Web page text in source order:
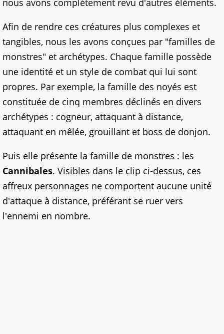
nous avons complètement revu d'autres éléments.
Afin de rendre ces créatures plus complexes et
tangibles, nous les avons conçues par "familles de
monstres" et archétypes. Chaque famille possède
une identité et un style de combat qui lui sont
propres. Par exemple, la famille des noyés est
constituée de cinq membres déclinés en divers
archétypes : cogneur, attaquant à distance,
attaquant en mêlée, grouillant et boss de donjon.
Puis elle présente la famille de monstres : les
Cannibales. Visibles dans le clip ci-dessus, ces
affreux personnages ne comportent aucune unité
d'attaque à distance, préférant se ruer vers
l'ennemi en nombre.